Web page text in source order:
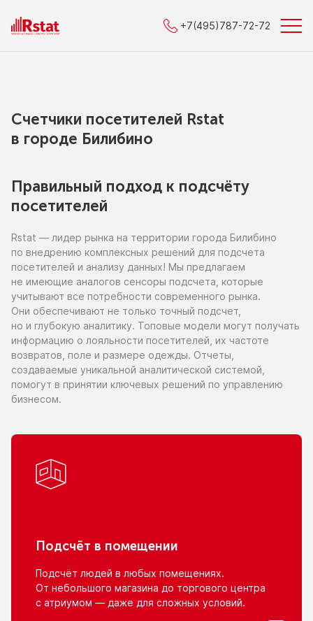
+7(495)787-72-72
Счетчики посетителей Rstat
в городe Билибино
Правильный подход к подсчёту
посетителей
Rstat — лидер рынка на территории города Билибино
по внедрению комплексных решений для подсчета
посетителей и анализу данных! Мы предлагаем
не имеющие аналогов сенсоры подсчета, которые
учитывают все потребности современного рынка.
Они обеспечивают не только точный подсчет,
но и глубокую аналитику. Топовые модели могут получать
информацию о лояльности посетителей, их частоте
возвратов, поле и размере одежды. Отчеты,
создаваемые уникальной аналитической системой,
помогут в принятии ключевых решений по управлению
бизнесом.
Подсчёт в помещении
Подсчёт людей в любых помещениях.
От небольшого магазина до торгового центра
с атриумом — даже для сложных условий.